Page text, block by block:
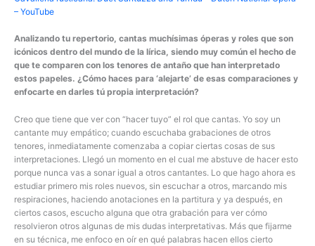
– YouTube
Analizando tu repertorio, cantas muchísimas óperas y roles que son
icónicos dentro del mundo de la lírica, siendo muy común el hecho de
que te comparen con los tenores de antaño que han interpretado
estos papeles. ¿Cómo haces para ‘alejarte’ de esas comparaciones y
enfocarte en darles tú propia interpretación?
Creo que tiene que ver con “hacer tuyo” el rol que cantas. Yo soy un
cantante muy empático; cuando escuchaba grabaciones de otros
tenores, inmediatamente comenzaba a copiar ciertas cosas de sus
interpretaciones. Llegó un momento en el cual me abstuve de hacer esto
porque nunca vas a sonar igual a otros cantantes. Lo que hago ahora es
estudiar primero mis roles nuevos, sin escuchar a otros, marcando mis
respiraciones, haciendo anotaciones en la partitura y ya después, en
ciertos casos, escucho alguna que otra grabación para ver cómo
resolvieron otros algunas de mis dudas interpretativas. Más que fijarme
en su técnica, me enfoco en oír en qué palabras hacen ellos cierto